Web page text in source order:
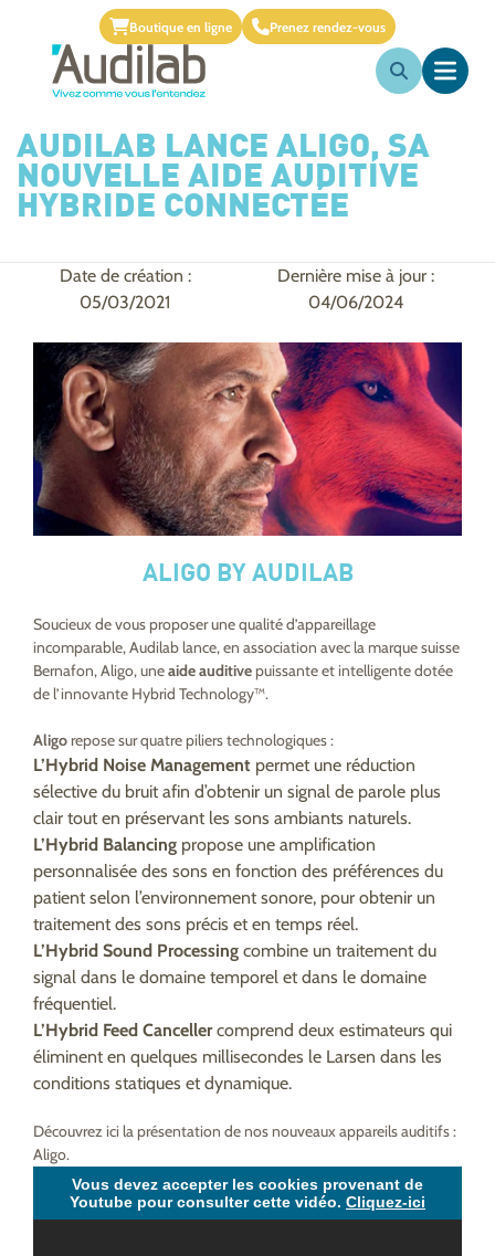
Boutique en ligne Prenez rendez-vous
AUDILAB LANCE ALIGO, SA
NOUVELLE AIDE AUDITIVE
HYBRIDE CONNECTÉE
Date de création :
05/03/2021
Dernière mise à jour :
04/06/2024
ALIGO BY AUDILAB
Soucieux de vous proposer une qualité d’appareillage
incomparable, Audilab lance, en association avec la marque suisse
Bernafon, Aligo, uneaide auditivepuissante et intelligente dotée
de l’innovante Hybrid Technology™.
Aligorepose sur quatre piliers technologiques :
L’Hybrid Noise Management permet une réduction
sélective du bruit afin d’obtenir un signal de parole plus
clair tout en préservant les sons ambiants naturels.
L’Hybrid Balancing propose une amplification
personnalisée des sons en fonction des préférences du
patient selon l’environnement sonore, pour obtenir un
traitement des sons précis et en temps réel.
L’Hybrid Sound Processing combine un traitement du
signal dans le domaine temporel et dans le domaine
fréquentiel.
L’Hybrid Feed Cancellercomprend deux estimateurs qui
éliminent en quelques millisecondes le Larsen dans les
conditions statiques et dynamique.
Découvrez ici la présentation de nos nouveaux appareils auditifs :
Aligo.
Vous devez accepter les cookies provenant de
Youtube pour consulter cette vidéo. Cliquez-ici